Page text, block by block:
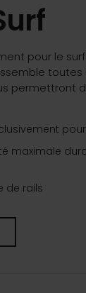
pour le
toutes
permettront
maximale
de rails